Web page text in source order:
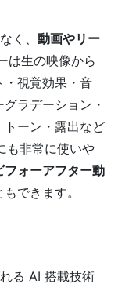
く、 動画やリー
は生の映像から
・視覚効果・音
ラデーション・
トーン・露出など
も非常に使いや
フォーアフター動
できます。
る AI 搭載技術